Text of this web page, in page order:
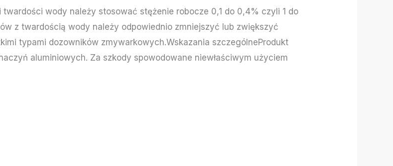
wody należy stosować stężenie robocze 0,1 do 0,4% czyli 1 do
z twardością wody należy odpowiednio zmniejszyć lub zwiększyć
typami dozowników zmywarkowych.Wskazania szczególneProdukt
aluminiowych. Za szkody spowodowane niewłaściwym użyciem